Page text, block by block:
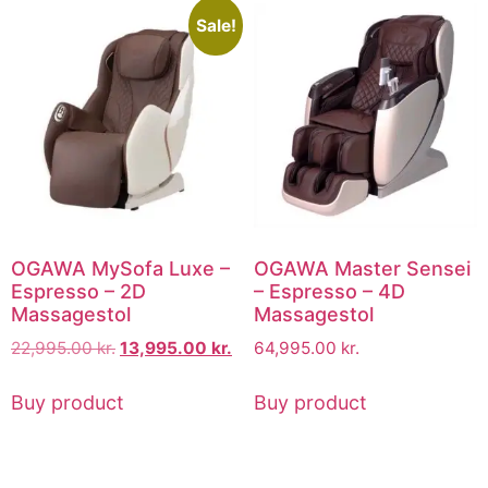
Sale!
OGAWA MySofa Luxe –
Espresso – 2D
Massagestol
22,995.00kr. 13,995.00 kr.
Buy product
OGAWA Master Sensei
– Espresso – 4D
Massagestol
64,995.00 kr.
Buy product